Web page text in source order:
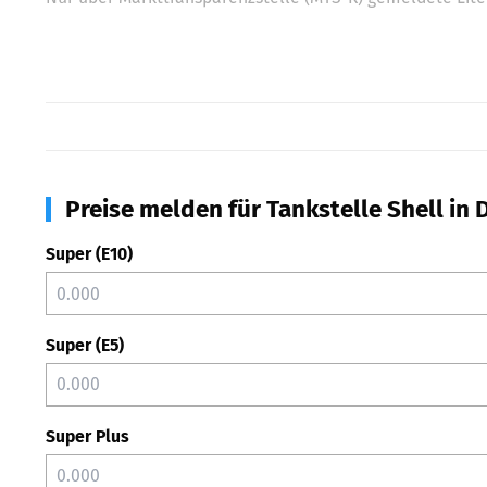
Preise melden für Tankstelle Shell in
Super (E10)
Super (E5)
Super Plus